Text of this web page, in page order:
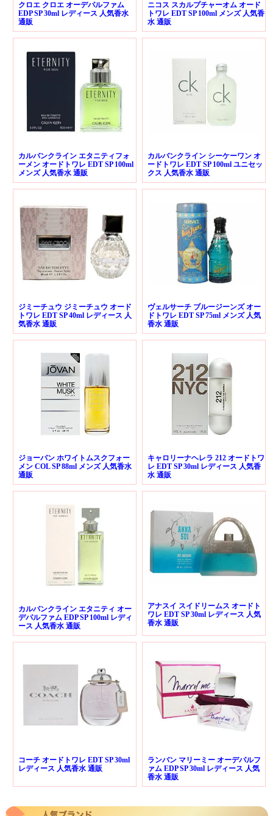
クロエ クロエ オーデパルファム
EDP SP 30ml レディース 人気香水
通販
ニコス スカルプチャーオム オード
トワレ EDT SP 100ml メンズ 人気香
水 通販
カルバンクライン エタニティフォ
ーメン オードトワレ EDT SP 100ml
メンズ 人気香水 通販
カルバンクライン シーケーワン オ
ードトワレ EDT SP 100ml ユニセッ
クス 人気香水 通販
ジミーチュウ ジミーチュウ オード
トワレ EDT SP 40ml レディース 人
気香水 通販
ヴェルサーチ ブルージーンズ オー
ドトワレ EDT SP 75ml メンズ 人気
香水 通販
ジョーバン ホワイトムスクフォー
メン COL SP 88ml メンズ 人気香水
通販
キャロリーナヘレラ 212 オードトワ
レ EDT SP 30ml レディース 人気香
水 通販
カルバンクライン エタニティ オー
デパルファム EDP SP 100ml レディ
ース 人気香水 通販
アナスイ スイドリームス オードト
ワレ EDT SP 30ml レディース 人気
香水 通販
コーチ オードトワレ EDT SP 30ml
レディース 人気香水 通販
ランバン マリーミー オーデパルフ
ァム EDP SP 30ml レディース 人気
香水 通販